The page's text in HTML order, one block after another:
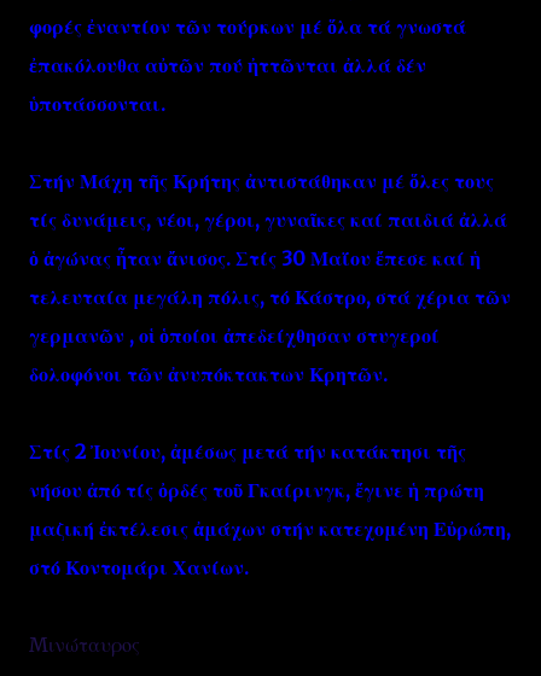
φορές ἐναντίον τῶν τούρκων μέ ὅλα τά γνωστά
ἐπακόλουθα αὐτῶν πού ἠττῶνται ἀλλά δέν
ὑποτάσσονται.
Στήν Μάχη τῆς Κρήτης ἀντιστάθηκαν μέ ὅλες τους
τίς δυνάμεις, νέοι, γέροι, γυναῖκες καί παιδιά ἀλλά
ὁ ἀγώνας ἦταν ἄνισος. Στίς 30 Μαΐου ἔπεσε καί ἡ
τελευταία μεγάλη πόλις, τό Κάστρο, στά χέρια τῶν
γερμανῶν , οἱ ὁποίοι ἀπεδείχθησαν στυγεροί
δολοφόνοι τῶν ἀνυπόκτακτων Κρητῶν.
Στίς 2 Ἰουνίου, ἀμέσως μετά τήν κατάκτησι τῆς
νήσου ἀπό τίς ὀρδές τοῦ Γκαίρινγκ, ἔγινε ἡ πρώτη
μαζική ἐκτέλεσις ἀμάχων στήν κατεχομένη Εὐρώπη,
στό Κοντομάρι Χανίων.
Mινώταυρος